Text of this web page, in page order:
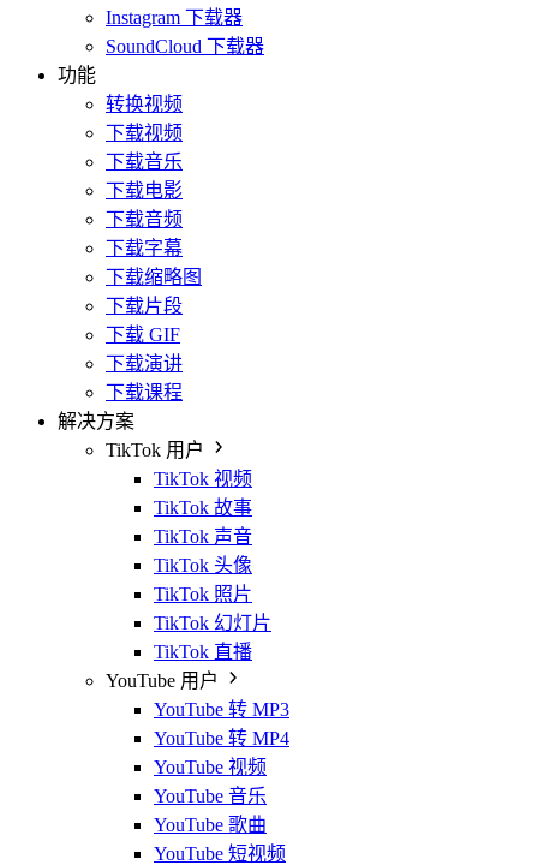
Instagram 下载器
SoundCloud 下载器
功能
转换视频
下载视频
下载音乐
下载电影
下载音频
下载字幕
下载缩略图
下载片段
下载 GIF
下载演讲
下载课程
解决方案
TikTok 用户
TikTok 视频
TikTok 故事
TikTok 声音
TikTok 头像
TikTok 照片
TikTok 幻灯片
TikTok 直播
YouTube 用户
YouTube 转 MP3
YouTube 转 MP4
YouTube 视频
YouTube 音乐
YouTube 歌曲
YouTube 短视频